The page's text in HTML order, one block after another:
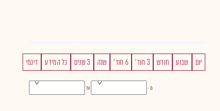
יום שבוע חודש 3 חוד' 6 חוד' שנה 3 שנים כל המידע דינמי
מ - עד